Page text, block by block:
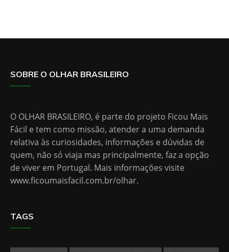
SOBRE O OLHAR BRASILEIRO
O OLHAR BRASILEIRO, é parte do projeto Ficou Mais
Fácil e tem como missão, atender a uma demanda
relativa às curiosidades, informações e dúvidas de
quem, não só viaja mas principalmente, faz a opção
de viver em Portugal. Mais informações visite
www.ficoumaisfacil.com.br/olhar.
TAGS